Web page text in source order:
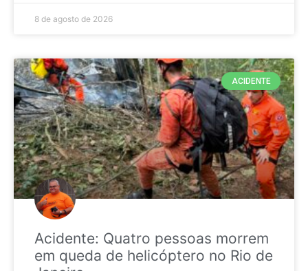
8 de agosto de 2026
ACIDENTE
Acidente: Quatro pessoas morrem
em queda de helicóptero no Rio de